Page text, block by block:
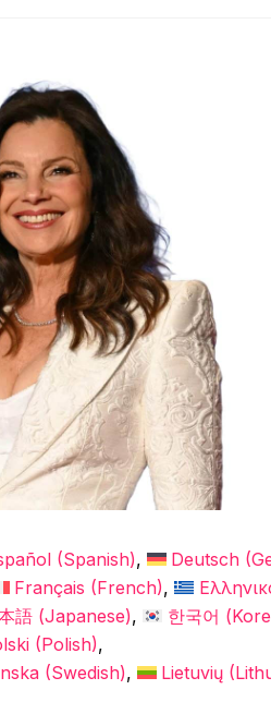
(Spanish) Deutsch (
Français (French)
語 (Japanese) 한국어 (
(Polish)
(Swedish) Lietuvių (